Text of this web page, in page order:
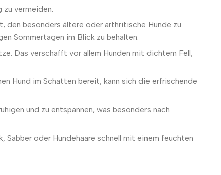
vermeiden.
den besonders ältere oder arthritische Hunde zu
Sommertagen im Blick zu behalten.
Das verschafft vor allem Hunden mit dichtem Fell,
Hund im Schatten bereit, kann sich die erfrischende
und zu entspannen, was besonders nach
oder Hundehaare schnell mit einem feuchten